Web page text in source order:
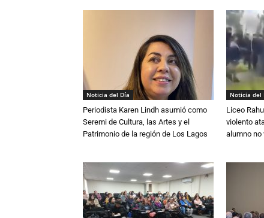
Noticia del Día
Periodista Karen Lindh asumió como
Seremi de Cultura, las Artes y el
Patrimonio de la región de Los Lagos
Noticia del
Liceo
violento
alumno no